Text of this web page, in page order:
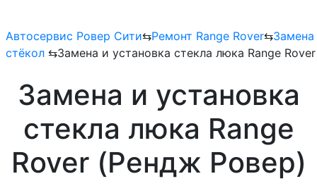
Автосервис Ровер Сити⇆Ремонт Range Rover⇆Замена
стёкол ⇆Замена и установка стекла люка Range Rover
Замена и установка
стекла люка Range
Rover (Рендж Ровер)